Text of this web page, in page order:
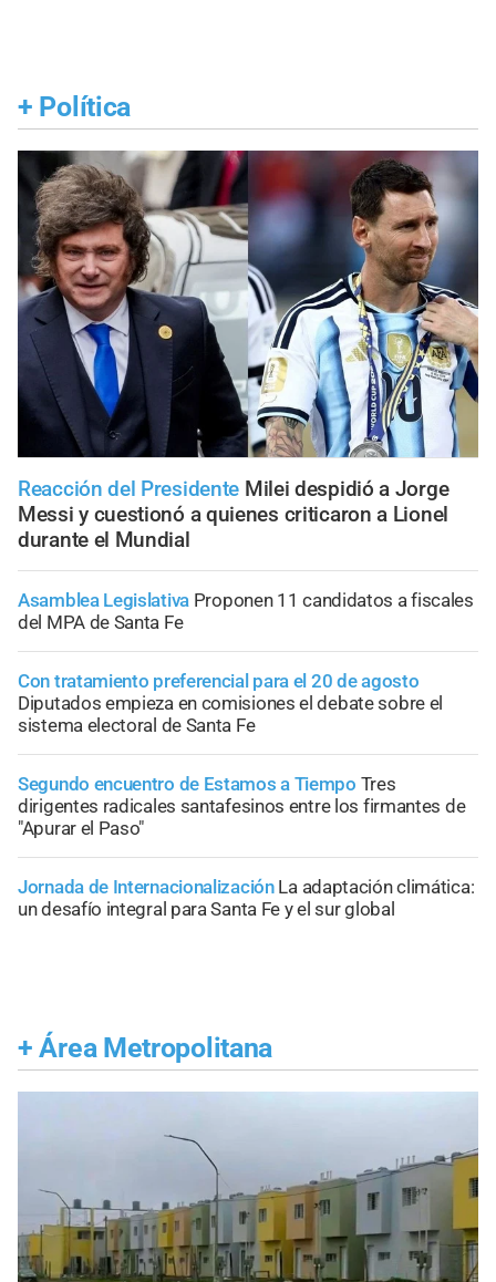
+ Política
Reacción del Presidente Milei despidió a Jorge
Messi y cuestionó a quienes criticaron a Lionel
durante el Mundial
Asamblea Legislativa Proponen 11 candidatos a fiscales
del MPA de Santa Fe
Con tratamiento preferencial para el 20 de agosto
Diputados empieza en comisiones el debate sobre el
sistema electoral de Santa Fe
Segundo encuentro de Estamos a Tiempo Tres
dirigentes radicales santafesinos entre los firmantes de
"Apurar el Paso"
Jornada de Internacionalización La adaptación climática:
un desafío integral para Santa Fe y el sur global
+ Área Metropolitana